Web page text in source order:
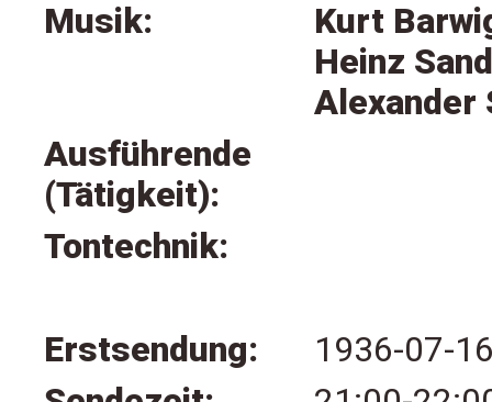
Musik:
Kurt
Heinz
Alexander
Ausführende
(Tätigkeit):
Tontechnik:
Erstsendung:
1936-07-